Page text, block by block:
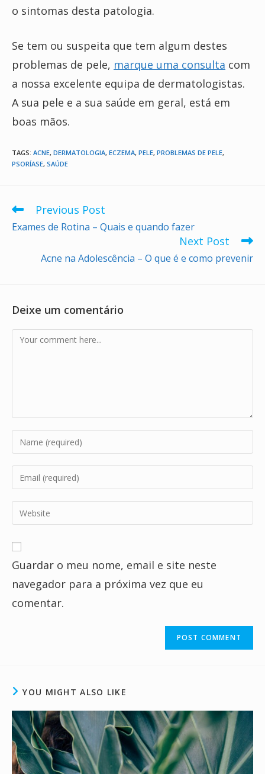
o sintomas desta patologia.
Se tem ou suspeita que tem algum destes
problemas de pele, marque uma consulta com
a nossa excelente equipa de dermatologistas.
A sua pele e a sua saúde em geral, está em
boas mãos.
TAGS: ACNE, DERMATOLOGIA, ECZEMA, PELE, PROBLEMAS DE PELE,
PSORÍASE, SAÚDE
Read
articles
Previous Post
Exames de Rotina – Quais e quando fazer
Next Post
Acne na Adolescência – O que é e como prevenir
Deixe um comentário
Comment
Enter
your
name
comment
Enter
your
email
address
Enter
your
URL
(optional)
Guardar o meu nome, email e site neste
navegador para a próxima vez que eu
comentar.
YOU MIGHT ALSO LIKE